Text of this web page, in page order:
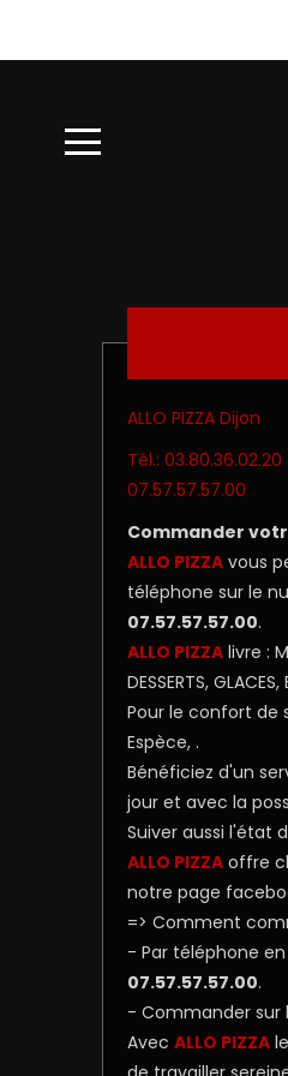
Contact
Mentions
Légales
Mobile
Programme
De
Fidélité
Vos
Avis
Zones
de
Livraison
ALLO PIZZA Dijon
Tél.: 03.80.36.02.20
07.57.57.57.00
Commander
ALLO PIZZA vous
téléphone sur le
07.57.57.57.00.
ALLO PIZZA livre :
DESSERTS,
Pour le confort de
Espèce, .
Bénéficiez d'un
jour et avec la
Suiver aussi l'état
ALLO PIZZA offre
notre page
=> Comment
- Par téléphone
07.57.57.57.00.
- Commander sur
Avec ALLO PIZZA